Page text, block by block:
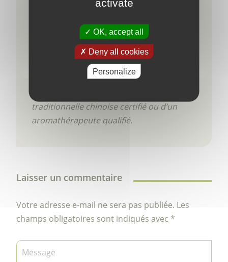
Gong et en aromathérapie. Ces
informations sont données à titre indicatif,
et ne sauraient en aucun cas constituer
une information médicale, ni engager ma
responsabilité. Toute utilisation
thérapeutique doit se faire sous le
traditionnelle chinoise certifié ou d’un
aromathérapeute qualifié.
Laisser un commentaire
Votre adresse e-mail ne sera pas publiée. Les
champs obligatoires sont indiqués avec *
OK, accept all
Deny all cookies
Personalize